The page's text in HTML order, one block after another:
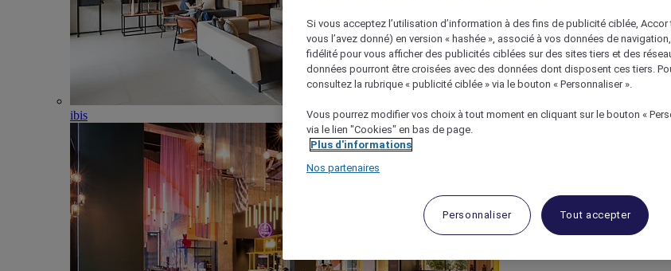
ibis
Si vous acceptez l’utilisation d’information à des fins de publicité ciblée, Accor
vous l’avez donné) en version « hashée », associé à vos données de
fidélité pour vous afficher des publicités ciblées sur des sites tiers et des
données pourront être croisées avec des données dont disposent ces tiers.
consultez la rubrique « publicité ciblée » via le bouton « Personnaliser ».
Vous pourrez modifier vos choix à tout moment en cliquant sur le bouton «
via le lien "Cookies" en bas de page.
Plus d'informations
Nos partenaires
Personnaliser Tout accepter